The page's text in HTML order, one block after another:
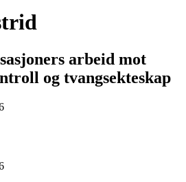
arbeid mot
og tvangsekteskap